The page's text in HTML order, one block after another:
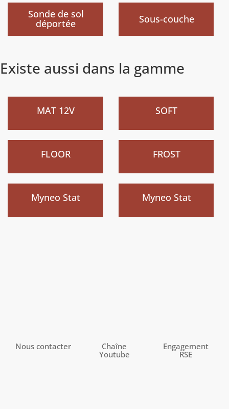
Sonde de sol
déportée Sous-couche
Existe aussi dans la gamme
MAT 12V SOFT
FLOOR
Nouveau
FROST
Nouveau
Myneo Stat Myneo Stat
Nous contacter
Chaîne
Youtube
Engagement
RSE